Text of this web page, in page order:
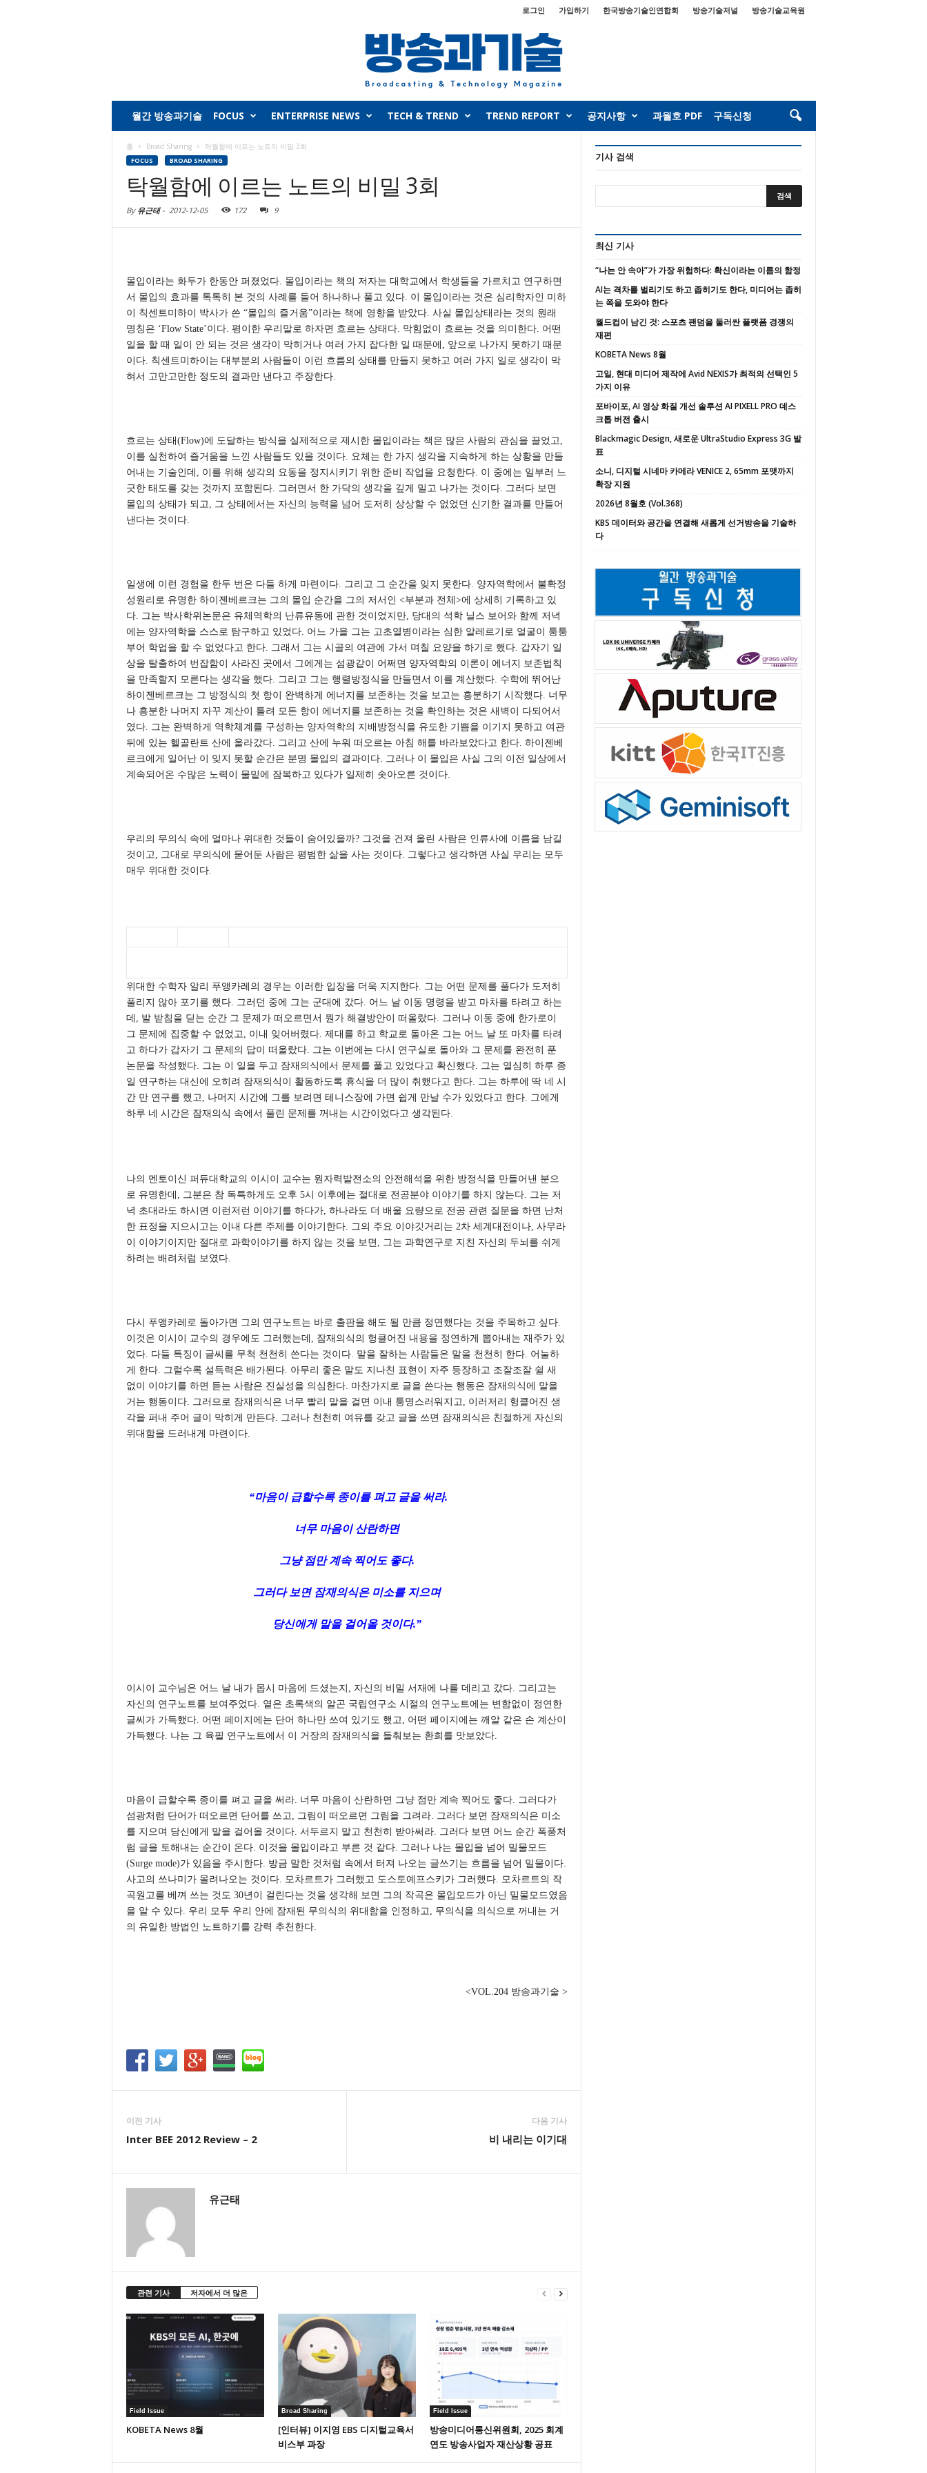
로그인 가입하기 한국방송기술인연합회 방송기술저널 방송기술교육원
월간 방송과기술 FOCUS ENTERPRISE NEWS TECH & TREND TREND REPORT 공지사항 과월호 PDF 구독신청
홈 Broad Sharing 탁월함에 이르는 노트의 비밀 3회
FOCUS BROAD SHARING
탁월함에 이르는 노트의 비밀 3회
By 유근태- 2012-12-05 172 9
몰입이라는 화두가 한동안 퍼졌었다. 몰입이라는 책의 저자는 대학교에서 학생들을 가르치고 연구하면
서 몰입의 효과를 톡톡히 본 것의 사례를 들어 하나하나 풀고 있다. 이 몰입이라는 것은 심리학자인 미하
이 칙센트미하이 박사가 쓴 “몰입의 즐거움”이라는 책에 영향을 받았다. 사실 몰입상태라는 것의 원래
명칭은 ‘Flow State’이다. 평이한 우리말로 하자면 흐르는 상태다. 막힘없이 흐르는 것을 의미한다. 어떤
일을 할 때 일이 안 되는 것은 생각이 막히거나 여러 가지 잡다한 일 때문에, 앞으로 나가지 못하기 때문
이다. 칙센트미하이는 대부분의 사람들이 이런 흐름의 상태를 만들지 못하고 여러 가지 일로 생각이 막
혀서 고만고만한 정도의 결과만 낸다고 주장한다.
흐르는 상태(Flow)에 도달하는 방식을 실제적으로 제시한 몰입이라는 책은 많은 사람의 관심을 끌었고,
이를 실천하여 즐거움을 느낀 사람들도 있을 것이다. 요체는 한 가지 생각을 지속하게 하는 상황을 만들
어내는 기술인데, 이를 위해 생각의 요동을 정지시키기 위한 준비 작업을 요청한다. 이 중에는 일부러 느
긋한 태도를 갖는 것까지 포함된다. 그러면서 한 가닥의 생각을 깊게 밀고 나가는 것이다. 그러다 보면
몰입의 상태가 되고, 그 상태에서는 자신의 능력을 넘어 도저히 상상할 수 없었던 신기한 결과를 만들어
낸다는 것이다.
일생에 이런 경험을 한두 번은 다들 하게 마련이다. 그리고 그 순간을 잊지 못한다. 양자역학에서 불확정
성원리로 유명한 하이젠베르크는 그의 몰입 순간을 그의 저서인 <부분과 전체>에 상세히 기록하고 있
다. 그는 박사학위논문은 유체역학의 난류유동에 관한 것이었지만, 당대의 석학 닐스 보어와 함께 저녁
에는 양자역학을 스스로 탐구하고 있었다. 어느 가을 그는 고초열병이라는 심한 알레르기로 얼굴이 퉁퉁
부어 학업을 할 수 없었다고 한다. 그래서 그는 시골의 여관에 가서 며칠 요양을 하기로 했다. 갑자기 일
상을 탈출하여 번잡함이 사라진 곳에서 그에게는 섬광같이 어쩌면 양자역학의 이론이 에너지 보존법칙
을 만족할지 모른다는 생각을 했다. 그리고 그는 행렬방정식을 만들면서 이를 계산했다. 수학에 뛰어난
하이젠베르크는 그 방정식의 첫 항이 완벽하게 에너지를 보존하는 것을 보고는 흥분하기 시작했다. 너무
나 흥분한 나머지 자꾸 계산이 틀려 모든 항이 에너지를 보존하는 것을 확인하는 것은 새벽이 다되어서
였다. 그는 완벽하게 역학체계를 구성하는 양자역학의 지배방정식을 유도한 기쁨을 이기지 못하고 여관
뒤에 있는 헬골란트 산에 올라갔다. 그리고 산에 누워 떠오르는 아침 해를 바라보았다고 한다. 하이젠베
르크에게 일어난 이 잊지 못할 순간은 분명 몰입의 결과이다. 그러나 이 몰입은 사실 그의 이전 일상에서
계속되어온 수많은 노력이 물밑에 잠복하고 있다가 일제히 솟아오른 것이다.
우리의 무의식 속에 얼마나 위대한 것들이 숨어있을까? 그것을 건져 올린 사람은 인류사에 이름을 남길
것이고, 그대로 무의식에 묻어둔 사람은 평범한 삶을 사는 것이다. 그렇다고 생각하면 사실 우리는 모두
매우 위대한 것이다.
위대한 수학자 알리 푸앵카레의 경우는 이러한 입장을 더욱 지지한다. 그는 어떤 문제를 풀다가 도저히
풀리지 않아 포기를 했다. 그러던 중에 그는 군대에 갔다. 어느 날 이동 명령을 받고 마차를 타려고 하는
데, 발 받침을 딛는 순간 그 문제가 떠오르면서 뭔가 해결방안이 떠올랐다. 그러나 이동 중에 한가로이
그 문제에 집중할 수 없었고, 이내 잊어버렸다. 제대를 하고 학교로 돌아온 그는 어느 날 또 마차를 타려
고 하다가 갑자기 그 문제의 답이 떠올랐다. 그는 이번에는 다시 연구실로 돌아와 그 문제를 완전히 푼
논문을 작성했다. 그는 이 일을 두고 잠재의식에서 문제를 풀고 있었다고 확신했다. 그는 열심히 하루 종
일 연구하는 대신에 오히려 잠재의식이 활동하도록 휴식을 더 많이 취했다고 한다. 그는 하루에 딱 네 시
간 만 연구를 했고, 나머지 시간에 그를 보려면 테니스장에 가면 쉽게 만날 수가 있었다고 한다. 그에게
하루 네 시간은 잠재의식 속에서 풀린 문제를 꺼내는 시간이었다고 생각된다.
나의 멘토이신 퍼듀대학교의 이시이 교수는 원자력발전소의 안전해석을 위한 방정식을 만들어낸 분으
로 유명한데, 그분은 참 독특하게도 오후 5시 이후에는 절대로 전공분야 이야기를 하지 않는다. 그는 저
녁 초대라도 하시면 이런저런 이야기를 하다가, 하나라도 더 배울 요량으로 전공 관련 질문을 하면 난처
한 표정을 지으시고는 이내 다른 주제를 이야기한다. 그의 주요 이야깃거리는 2차 세계대전이나, 사무라
이 이야기이지만 절대로 과학이야기를 하지 않는 것을 보면, 그는 과학연구로 지친 자신의 두뇌를 쉬게
하려는 배려처럼 보였다.
다시 푸앵카레로 돌아가면 그의 연구노트는 바로 출판을 해도 될 만큼 정연했다는 것을 주목하고 싶다.
이것은 이시이 교수의 경우에도 그러했는데, 잠재의식의 헝클어진 내용을 정연하게 뽑아내는 재주가 있
었다. 다들 특징이 글씨를 무척 천천히 쓴다는 것이다. 말을 잘하는 사람들은 말을 천천히 한다. 어눌하
게 한다. 그럴수록 설득력은 배가된다. 아무리 좋은 말도 지나친 표현이 자주 등장하고 조잘조잘 쉴 새
없이 이야기를 하면 듣는 사람은 진실성을 의심한다. 마찬가지로 글을 쓴다는 행동은 잠재의식에 말을
거는 행동이다. 그러므로 잠재의식은 너무 빨리 말을 걸면 이내 퉁명스러워지고, 이러저리 헝클어진 생
각을 퍼내 주어 글이 막히게 만든다. 그러나 천천히 여유를 갖고 글을 쓰면 잠재의식은 친절하게 자신의
위대함을 드러내게 마련이다.
“마음이 급할수록 종이를 펴고 글을 써라.
너무 마음이 산란하면
그냥 점만 계속 찍어도 좋다.
그러다 보면 잠재의식은 미소를 지으며
당신에게 말을 걸어올 것이다.”
이시이 교수님은 어느 날 내가 몹시 마음에 드셨는지, 자신의 비밀 서재에 나를 데리고 갔다. 그리고는
자신의 연구노트를 보여주었다. 옅은 초록색의 알곤 국립연구소 시절의 연구노트에는 변함없이 정연한
글씨가 가득했다. 어떤 페이지에는 단어 하나만 쓰여 있기도 했고, 어떤 페이지에는 깨알 같은 손 계산이
가득했다. 나는 그 육필 연구노트에서 이 거장의 잠재의식을 들춰보는 환희를 맛보았다.
마음이 급할수록 종이를 펴고 글을 써라. 너무 마음이 산란하면 그냥 점만 계속 찍어도 좋다. 그러다가
섬광처럼 단어가 떠오르면 단어를 쓰고, 그림이 떠오르면 그림을 그려라. 그러다 보면 잠재의식은 미소
를 지으며 당신에게 말을 걸어올 것이다. 서두르지 말고 천천히 받아써라. 그러다 보면 어느 순간 폭풍처
럼 글을 토해내는 순간이 온다. 이것을 몰입이라고 부른 것 같다. 그러나 나는 몰입을 넘어 밀물모드
(Surge mode)가 있음을 주시한다. 방금 말한 것처럼 속에서 터져 나오는 글쓰기는 흐름을 넘어 밀물이다.
사고의 쓰나미가 몰려나오는 것이다. 모차르트가 그러했고 도스토예프스키가 그러했다. 모차르트의 작
곡원고를 베껴 쓰는 것도 30년이 걸린다는 것을 생각해 보면 그의 작곡은 몰입모드가 아닌 밀물모드였음
을 알 수 있다. 우리 모두 우리 안에 잠재된 무의식의 위대함을 인정하고, 무의식을 의식으로 꺼내는 거
의 유일한 방법인 노트하기를 강력 추천한다.
<VOL.204 방송과기술 >
이전 기사
Inter BEE 2012 Review – 2
다음 기사
비 내리는 이기대
유근태
관련 기사 저자에서 더 많은
Field Issue
KOBETA News 8월
Broad Sharing
[인터뷰] 이지영 EBS 디지털교육서
비스부 과장
Field Issue
방송미디어통신위원회, 2025 회계
연도 방송사업자 재산상황 공표
기사 검색
최신 기사
“나는 안 속아”가 가장 위험하다: 확신이라는 이름의 함정
AI는 격차를 벌리기도 하고 좁히기도 한다, 미디어는 좁히
는 쪽을 도와야 한다
월드컵이 남긴 것: 스포츠 팬덤을 둘러싼 플랫폼 경쟁의
재편
KOBETA News 8월
고일, 현대 미디어 제작에 Avid NEXIS가 최적의 선택인 5
가지 이유
포바이포, AI 영상 화질 개선 솔루션 AI PIXELL PRO 데스
크톱 버전 출시
Blackmagic Design, 새로운 UltraStudio Express 3G 발
표
소니, 디지털 시네마 카메라 VENICE 2, 65mm 포맷까지
확장 지원
2026년 8월호 (Vol.368)
KBS 데이터와 공간을 연결해 새롭게 선거방송을 기술하
다